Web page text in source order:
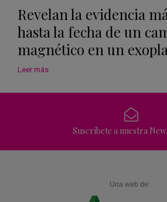
Revelan la evidencia
hasta la fecha de un
magnético en un
Leer más
Suscríbete a nuestra
Una web de: